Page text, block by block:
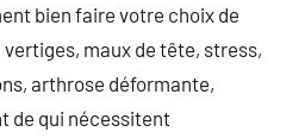
bien faire votre choix de
maux de tête, stress,
arthrose déformante,
de qui nécessitent